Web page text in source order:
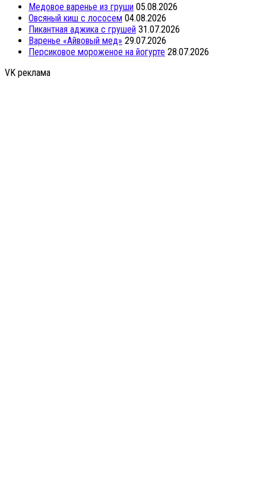
Медовое варенье из груши 05.08.2026
Овсяный киш с лососем 04.08.2026
Пикантная аджика с грушей 31.07.2026
Варенье «Айвовый мед» 29.07.2026
Персиковое мороженое на йогурте 28.07.2026
VK реклама